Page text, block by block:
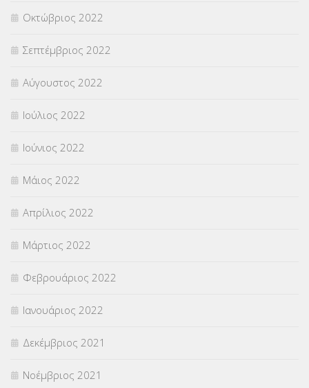
Οκτώβριος 2022
Σεπτέμβριος 2022
Αύγουστος 2022
Ιούλιος 2022
Ιούνιος 2022
Μάιος 2022
Απρίλιος 2022
Μάρτιος 2022
Φεβρουάριος 2022
Ιανουάριος 2022
Δεκέμβριος 2021
Νοέμβριος 2021